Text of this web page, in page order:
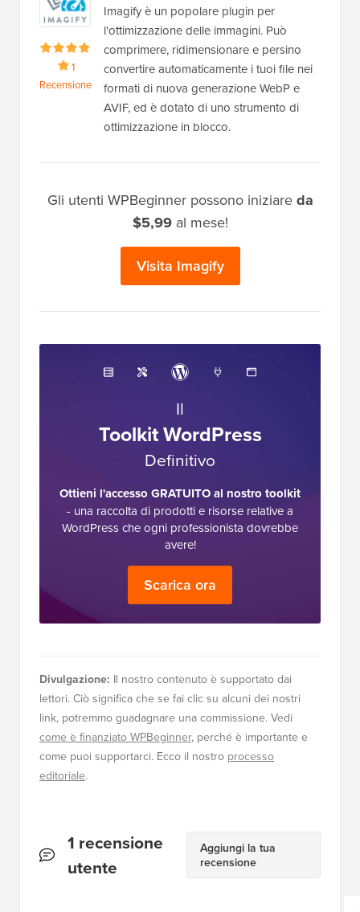
1
Recensione
Imagify è un popolare plugin per
l'ottimizzazione delle immagini. Può
comprimere, ridimensionare e persino
convertire automaticamente i tuoi file nei
formati di nuova generazione WebP e
AVIF, ed è dotato di uno strumento di
ottimizzazione in blocco.
Gli utenti WPBeginner possono iniziare da
$5,99al mese!
Visita Imagify
Il
Toolkit WordPress
Definitivo
Ottieni l'accesso GRATUITO al nostro toolkit
- una raccolta di prodotti e risorse relative a
WordPress che ogni professionista dovrebbe
avere!
Scarica ora
Divulgazione: Il nostro contenuto è supportato dai
lettori. Ciò significa che se fai clic su alcuni dei nostri
link, potremmo guadagnare una commissione. Vedi
come è finanziato WPBeginner, perché è importante e
come puoi supportarci. Ecco il nostro processo
editoriale.
Interazioni
del
1 recensione
utente
Aggiungi la tua
recensione